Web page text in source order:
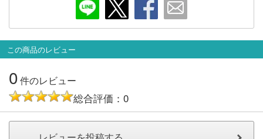
この商品のレビュー
0件のレビュー
総合評価：0